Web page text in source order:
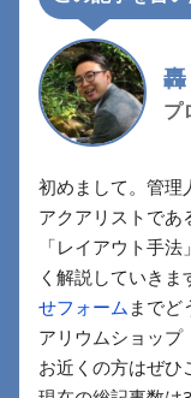
轟
プ
初めまして。管理
アクアリストであ
「レイアウト手
く解説していき
せフォーム までど
アリウムショップ
お近くの方はぜひ